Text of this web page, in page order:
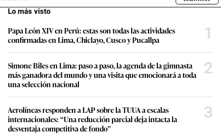
Lo más visto
Papa León XIV en Perú: estas son todas las actividades
confirmadas en Lima, Chiclayo, Cusco y Pucallpa
1
Simone Biles en Lima: paso a paso, la agenda de la gimnasta
más ganadora del mundo y una visita que emocionará a toda
una selección nacional
2
Aerolíneas responden a LAP sobre la TUUA a escalas
internacionales: “Una reducción parcial deja intacta la
desventaja competitiva de fondo”
3